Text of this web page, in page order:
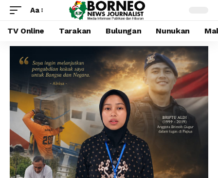
Aa
TV Online Tarakan Bulungan Nunukan